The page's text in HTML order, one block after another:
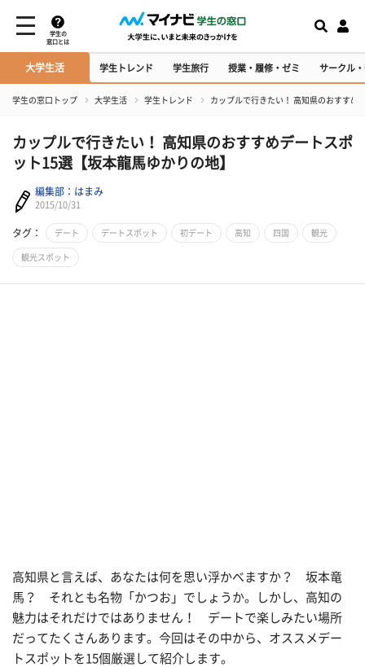
学生の
窓口とは
大学生活 学生トレンド 学生旅行 授業・履修・ゼミ サークル
学生の窓口トップ 大学生活 学生トレンド カップルで行きたい！ 高知県のおすすめ
カップルで行きたい！ 高知県のおすすめデートスポ
ット15選【坂本龍馬ゆかりの地】
編集部：はまみ
2015/10/31
タグ： デート デートスポット 初デート 高知 四国 観光
観光スポット
高知県と言えば、あなたは何を思い浮かべますか？ 坂本竜
馬？ それとも名物「かつお」でしょうか。しかし、高知の
魅力はそれだけではありません！ デートで楽しみたい場所
だってたくさんあります。今回はその中から、オススメデー
トスポットを15個厳選して紹介します。